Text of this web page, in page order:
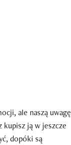
ale naszą uwagę
kupisz ją w jeszcze
dopóki są